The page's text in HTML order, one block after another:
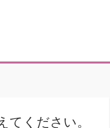
ください。